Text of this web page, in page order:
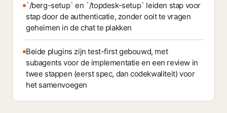
`/berg-setup` en `/topdesk-setup` leiden stap voor
stap door de authenticatie, zonder ooit te vragen
geheimen in de chat te plakken
Beide plugins zijn test-first gebouwd, met
subagents voor de implementatie en een review in
twee stappen (eerst spec, dan codekwaliteit) voor
het samenvoegen